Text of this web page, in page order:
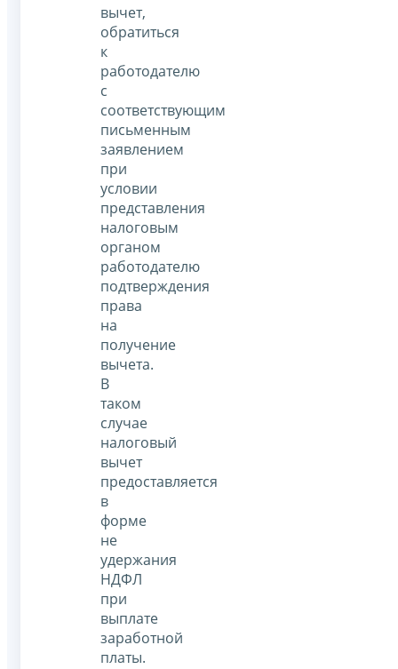
вычет,
обратиться
к
работодателю
с
соответствующим
письменным
заявлением
при
условии
представления
налоговым
органом
работодателю
подтверждения
права
на
получение
вычета.
В
таком
случае
налоговый
вычет
предоставляется
в
форме
не
удержания
НДФЛ
при
выплате
заработной
платы.